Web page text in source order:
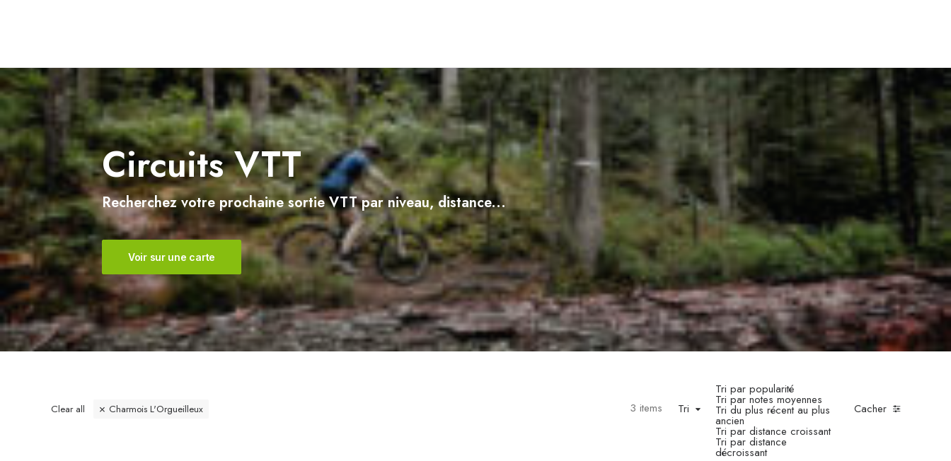
Circuits VTT
Recherchez votre prochaine sortie VTT par niveau, distance...
Voir sur une carte
Cacher
Tri
Tri par popularité
Tri par notes moyennes
Tri du plus récent au plus
ancien
Tri par distance croissant
Tri par distance
décroissant
3 items
Clear all Charmois L'Orgueilleux